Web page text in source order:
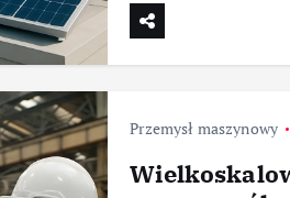
Przemysł maszynowy